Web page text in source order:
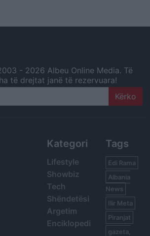
- 2026 Albeu Online Media. Të
të drejtat janë të rezervuara!
Kategori
Lifestyle
Showbiz
Tech
Shëndetësi
Argetim
Enciklopedi
Tags
Edi Rama
Albania
News
Ilir Meta
Piranjat
gazeta,